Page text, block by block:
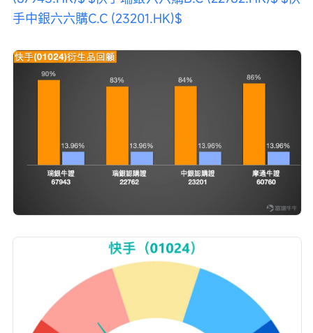
手中銀六六購C.C (23201.HK)$